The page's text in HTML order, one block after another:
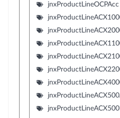
jnxProductLineOCPAcc